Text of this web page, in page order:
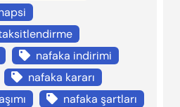
nafaka indirimi
nafaka kararı
nafaka şartları